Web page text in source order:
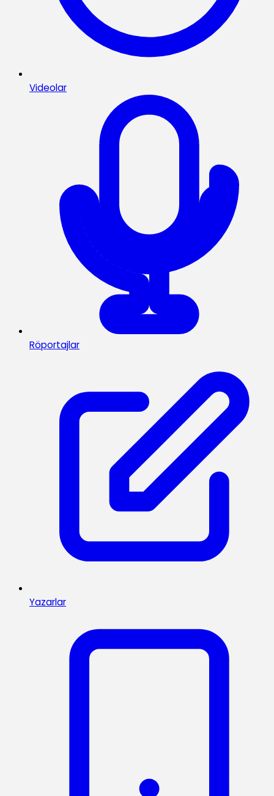
Videolar
Röportajlar
Yazarlar